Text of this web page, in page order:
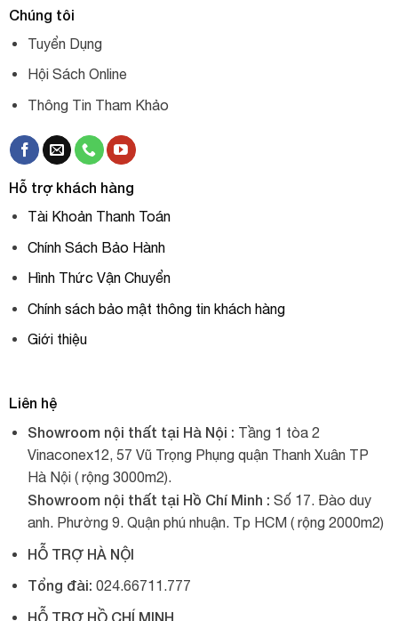
Chúng tôi
Tuyển Dụng
Hội Sách Online
Thông Tin Tham Khảo
Hỗ trợ khách hàng
Tài Khoản Thanh Toán
Chính Sách Bảo Hành
Hình Thức Vận Chuyển
Chính sách bảo mật thông tin khách hàng
Giới thiệu
Liên hệ
Showroom nội thất tại Hà Nội : Tầng 1 tòa 2
Vinaconex12, 57 Vũ Trọng Phụng quận Thanh Xuân TP
Hà Nội ( rộng 3000m2).
Showroom nội thất tại Hồ Chí Minh : Số 17. Đào duy
anh. Phường 9. Quận phú nhuận. Tp HCM ( rộng 2000m2)
HỖ TRỢ HÀ NỘI
Tổng đài: 024.66711.777
HỖ TRỢ HỒ CHÍ MINH